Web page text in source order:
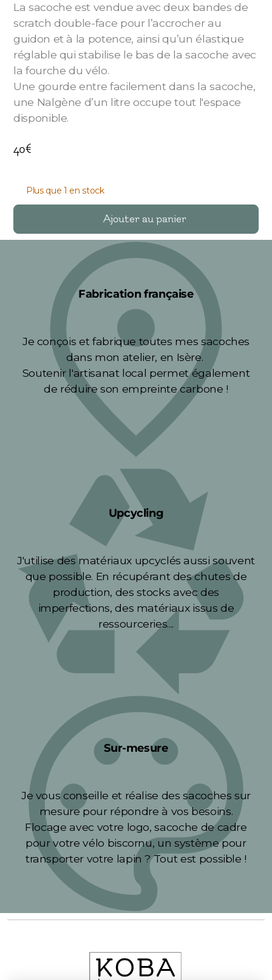
La sacoche est vendue avec deux bandes de
scratch double-face pour l’accrocher au
guidon et à la potence, ainsi qu’un élastique
réglable qui stabilise le bas de la sacoche avec
la fourche du vélo.
Une gourde entre facilement dans la sacoche,
une Nalgène d’un litre occupe tout l'espace
disponible.
40€
Plus que 1 en stock
Ajouter au panier
Fabrication française
Je conçois et fabrique toutes mes sacoches
dans mon atelier, en Isère.
Soutenir l'artisanat local permet également
de réduire son empreinte carbone !
Upcycling
J'utilise des matériaux upcyclés aussi souvent
que possible. En récupérant des chutes de
production, des stocks avec des
imperfections, des matériaux issus de
ressourceries....
Sur-mesure
Je vous conseille et réalise des sacoches sur
mesure pour répondre à vos besoins.
Flocage avec votre logo, sacoche de cadre
pour votre vélo biscornu, un système pour
transporter votre lapin ? Tout est possible !